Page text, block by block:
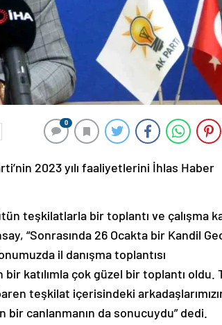
0
2023 yılı faaliyetlerini İhlas Haber
teşkilatlarla bir toplantı ve çalışma
“Sonrasında 26 Ocakta bir Kandil
il danışma toplantısı
katılımla çok güzel bir toplantı oldu.
teşkilat içerisindeki
canlanmanın da sonucuydu” dedi.